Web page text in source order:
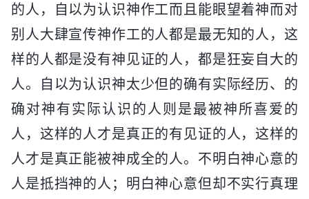
的人，自以为认识神作工而且能眼望着神而对
别人大肆宣传神作工的人都是最无知的人，这
样的人都是没有神见证的人，都是狂妄自大的
人。自以为认识神太少但的确有实际经历、的
确对神有实际认识的人则是最被神所喜爱的
人，这样的人才是真正的有见证的人，这样的
人才是真正能被神成全的人。不明白神心意的
人是抵挡神的人；明白神心意但却不实行真理